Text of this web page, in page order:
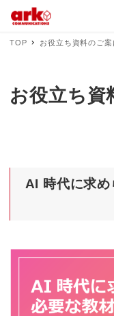
TOP お役立ち資料のご
お役立ち資
AI 時代に求め